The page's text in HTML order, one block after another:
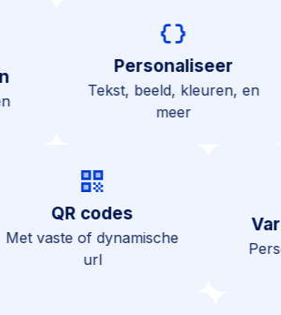
Personaliseer
Tekst, beeld, kleuren,
meer
QR codes
vaste of dynamische